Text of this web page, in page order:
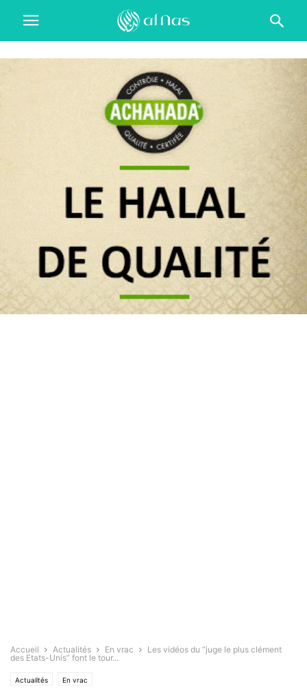
Accueil Actualités En vrac
Les vidéos du “juge le plus clément
des Etats-Unis” font le tour...
Actualités En vrac